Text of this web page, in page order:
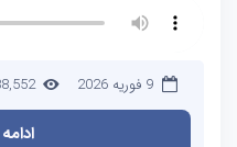
9 فوریه 2026 188,552